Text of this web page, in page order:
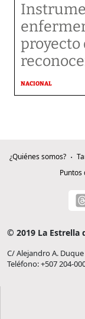
proyecto
NACIONAL
¿Quiénes somos?
Puntos
© 2019 La Estrella
C/ Alejandro A.
Teléfono: +507 204-